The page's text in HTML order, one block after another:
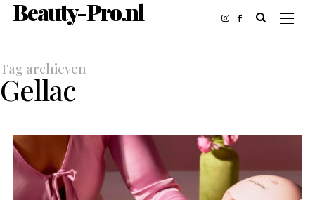
Beauty-Pro.nl
Tag archieven
Gellac